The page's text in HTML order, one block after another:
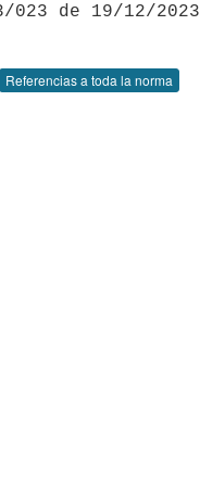
023 de 19/12/2023
Referencias a toda la norma